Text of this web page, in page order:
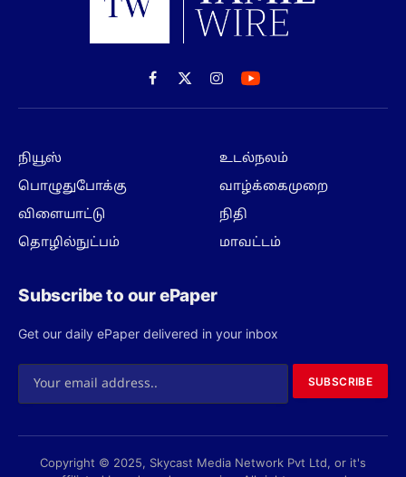
Facebook
X
(Twitter)
Instagram
நியூஸ்
பொழுதுபோக்கு
விளையாட்டு
தொழில்நுட்பம்
உடல்நலம்
வாழ்க்கைமுறை
நிதி
மாவட்டம்
Subscribe to our ePaper
Get our daily ePaper delivered in your inbox
SUBSCRIBE
Copyright © 2025, Skycast Media Network Pvt Ltd, or it's